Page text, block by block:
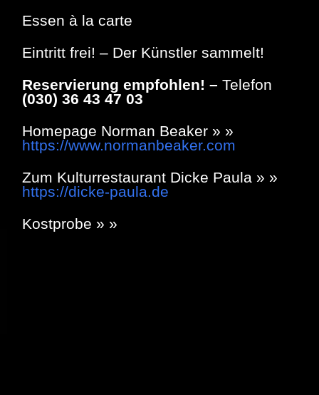
Essen à la carte
Eintritt frei! – Der Künstler sammelt!
Reservierung empfohlen! – Telefon
(030) 36 43 47 03
Homepage Norman Beaker » »
https://www.normanbeaker.com
Zum Kulturrestaurant Dicke Paula » »
https://dicke-paula.de
Kostprobe » »